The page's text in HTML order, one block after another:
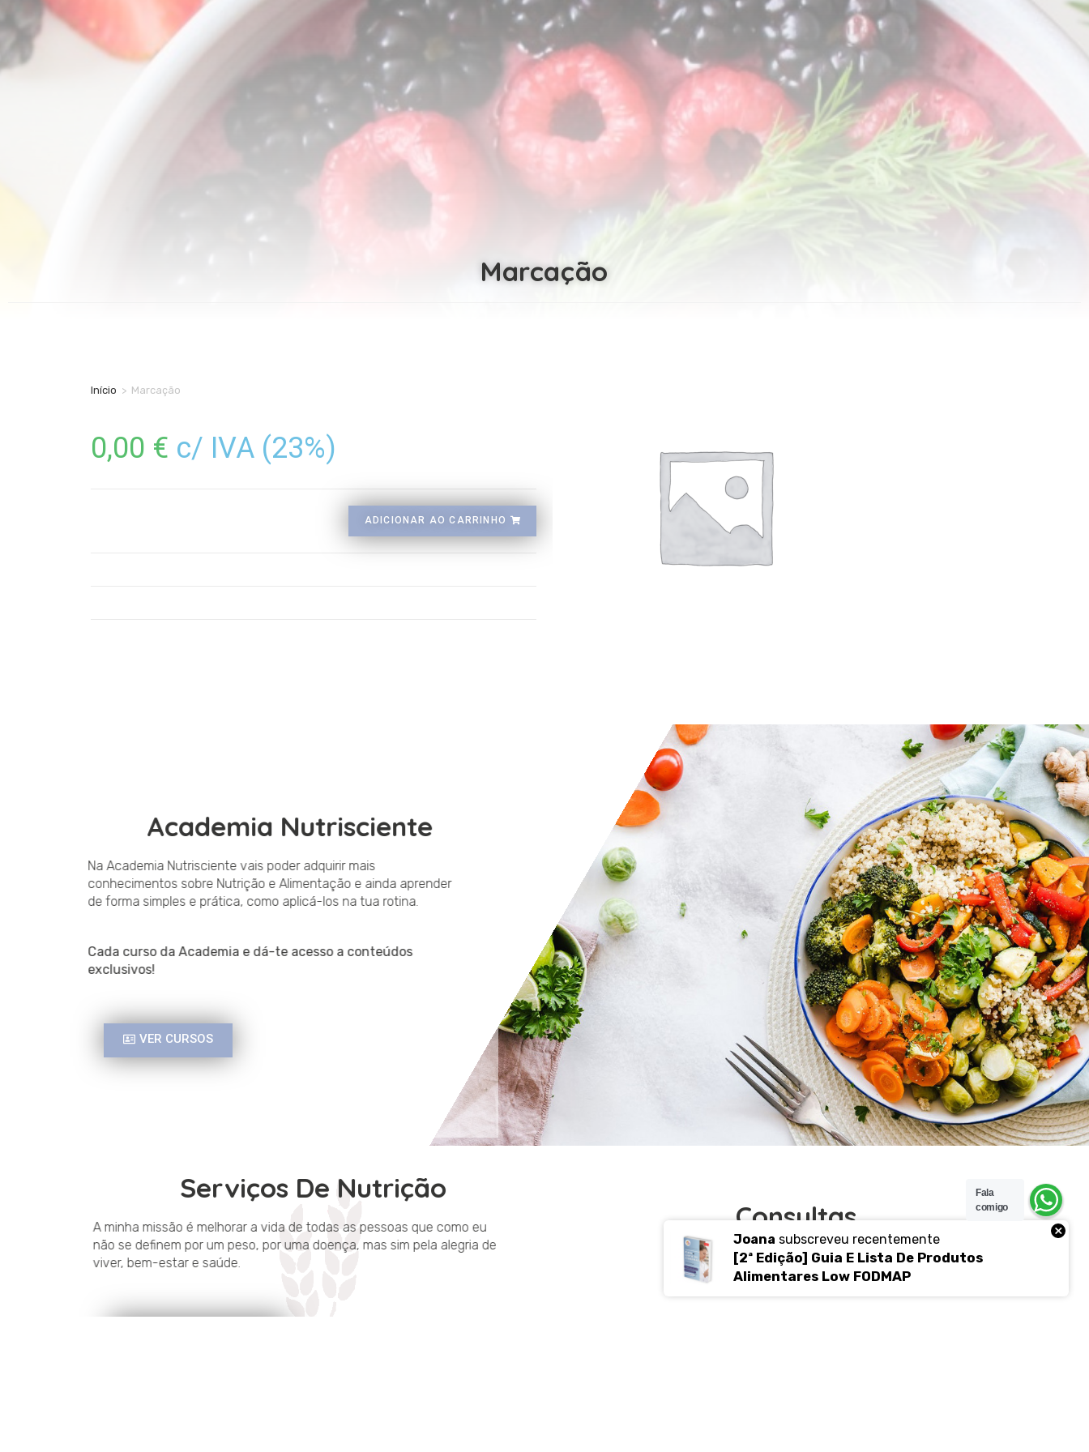
Marcação
Início > Marcação
0,00 € c/ IVA (23%)
ADICIONAR AO CARRINHO
Academia Nutrisciente
Na Academia Nutrisciente vais poder adquirir mais
conhecimentos sobre Nutrição e Alimentação e ainda aprender
de forma simples e prática, como aplicá-los na tua rotina.
Cada curso da Academia e dá-te acesso a conteúdos
exclusivos!
VER CURSOS
Serviços De Nutrição
A minha missão é melhorar a vida de todas as pessoas que como eu
não se definem por um peso, por uma doença, mas sim pela alegria de
viver, bem-estar e saúde.
Consultas
On-line
Fala
comigo
Joana subscreveu recentemente
[2ª Edição] Guia E Lista De Produtos
Alimentares Low FODMAP
×